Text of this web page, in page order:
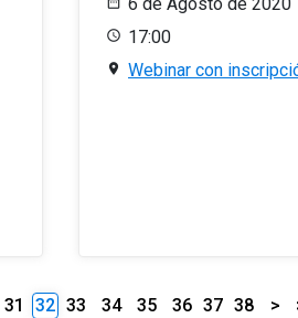
17:00
Webinar con
31 32 33 34 35 36 37 38 >